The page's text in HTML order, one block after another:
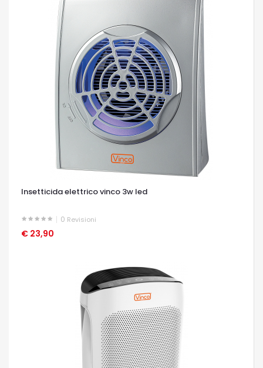
Insetticida elettrico vinco 3w led
0 Revisioni
€ 23,90
OCCHIATA VELOCE